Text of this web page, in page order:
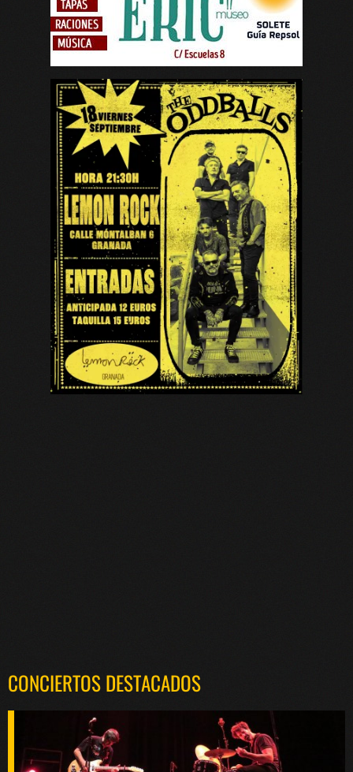
CONCIERTOS DESTACADOS